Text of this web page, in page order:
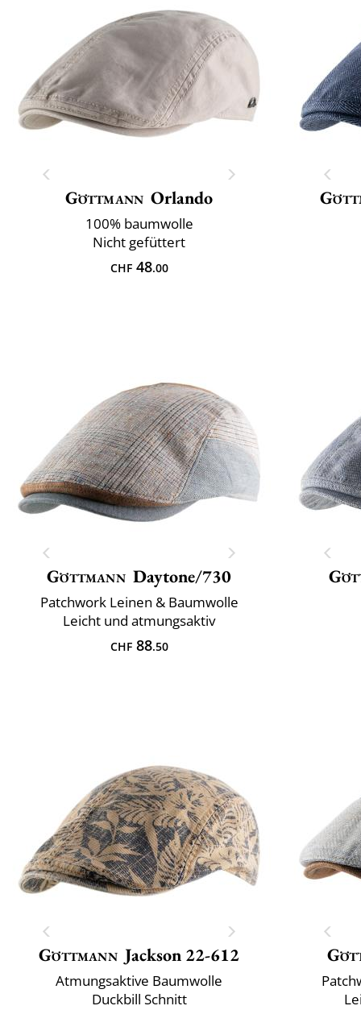
Göttmann Orlando
100% baumwolle
Nicht gefüttert
CHF48.00
Göttmann Daytone/730
Patchwork Leinen & Baumwolle
Leicht und atmungsaktiv
CHF88.50
Göttmann Jackson 22-612
Atmungsaktive Baumwolle
Duckbill Schnitt